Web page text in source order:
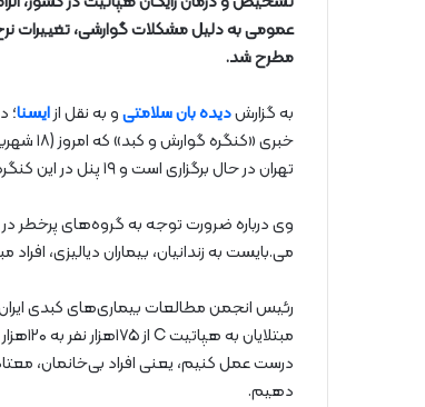
عمومی به دلیل مشکلات گوارشی، تغییرات
مطرح شد.
به گزارشدیده بان سلامتیو به نقل ازایسنا؛
خبری
تهران در حال برگزاری است و ۱۹ پنل در این کنگره برگزار می‌شود.
می.بایست به زندانیان، بیماران دیالیزی،
رئیس انجمن مطالعات بیماری‌های کبدی ایران
درست عمل کنیم، یعنی افراد بی‌خانمان،
دهیم.